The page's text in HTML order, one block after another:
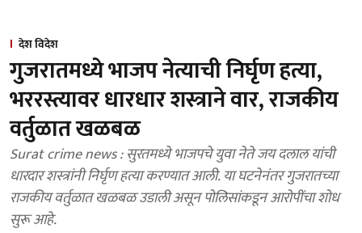
देश विदेश
गुजरातमध्ये भाजप नेत्याची निर्घृण हत्या,
भररस्त्यावर धारधार शस्त्राने वार, राजकीय
वर्तुळात खळबळ
Surat crime news : सुरतमध्ये भाजपचे युवा नेते जय दलाल यांची
धारदार शस्त्रांनी निर्घृण हत्या करण्यात आली. या घटनेनंतर गुजरातच्या
राजकीय वर्तुळात खळबळ उडाली असून पोलिसांकडून आरोपींचा शोध
सुरू आहे.